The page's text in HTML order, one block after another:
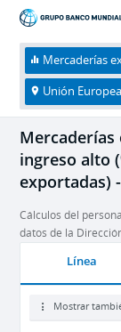
HOME Economías
Mercaderías exportadas hacia economías de
Unión Europea
Mercaderías
ingreso alto
exportadas)
Cálculos del
datos de la
Línea
Mostrar